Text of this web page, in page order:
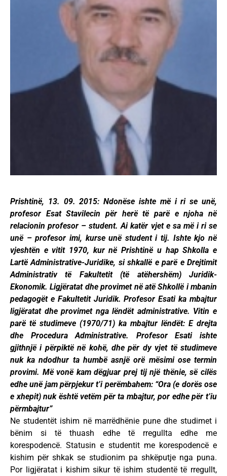
Prishtinë, 13. 09. 2015: Ndonëse ishte më i ri se unë,
profesor Esat Stavilecin për herë të parë e njoha në
relacionin profesor – student. Ai katër vjet e sa më i ri se
unë – profesor imi, kurse unë student i tij. Ishte kjo në
vjeshtën e vitit 1970, kur në Prishtinë u hap Shkolla e
Lartë Administrative-Juridike, si shkallë e parë e Drejtimit
Administrativ të Fakultetit (të atëhershëm) Juridik-
Ekonomik. Ligjëratat dhe provimet në atë Shkollë i mbanin
pedagogët e Fakultetit Juridik. Profesor Esati ka mbajtur
ligjëratat dhe provimet nga lëndët administrative. Vitin e
parë të studimeve (1970/71) ka mbajtur lëndët: E drejta
dhe Procedura Administrative. Profesor Esati ishte
gjithnjë i përpiktë në kohë, dhe për dy vjet të studimeve
nuk ka ndodhur ta humbë asnjë orë mësimi ose termin
provimi. Më vonë kam dëgjuar prej tij një thënie, së cilës
edhe unë jam përpjekur t’i perëmbahem: “Ora (e dorës ose
e xhepit) nuk është vetëm për ta mbajtur, por edhe për t’iu
përmbajtur”
Ne studentët ishim në marrëdhënie pune dhe studimet i
bënim si të thuash edhe të rregullta edhe me
korespodencë. Statusin e studentit me korespodencë e
kishim për shkak se studionim pa shkëputje nga puna.
Por ligjëratat i kishim sikur të ishim studentë të rregullt,